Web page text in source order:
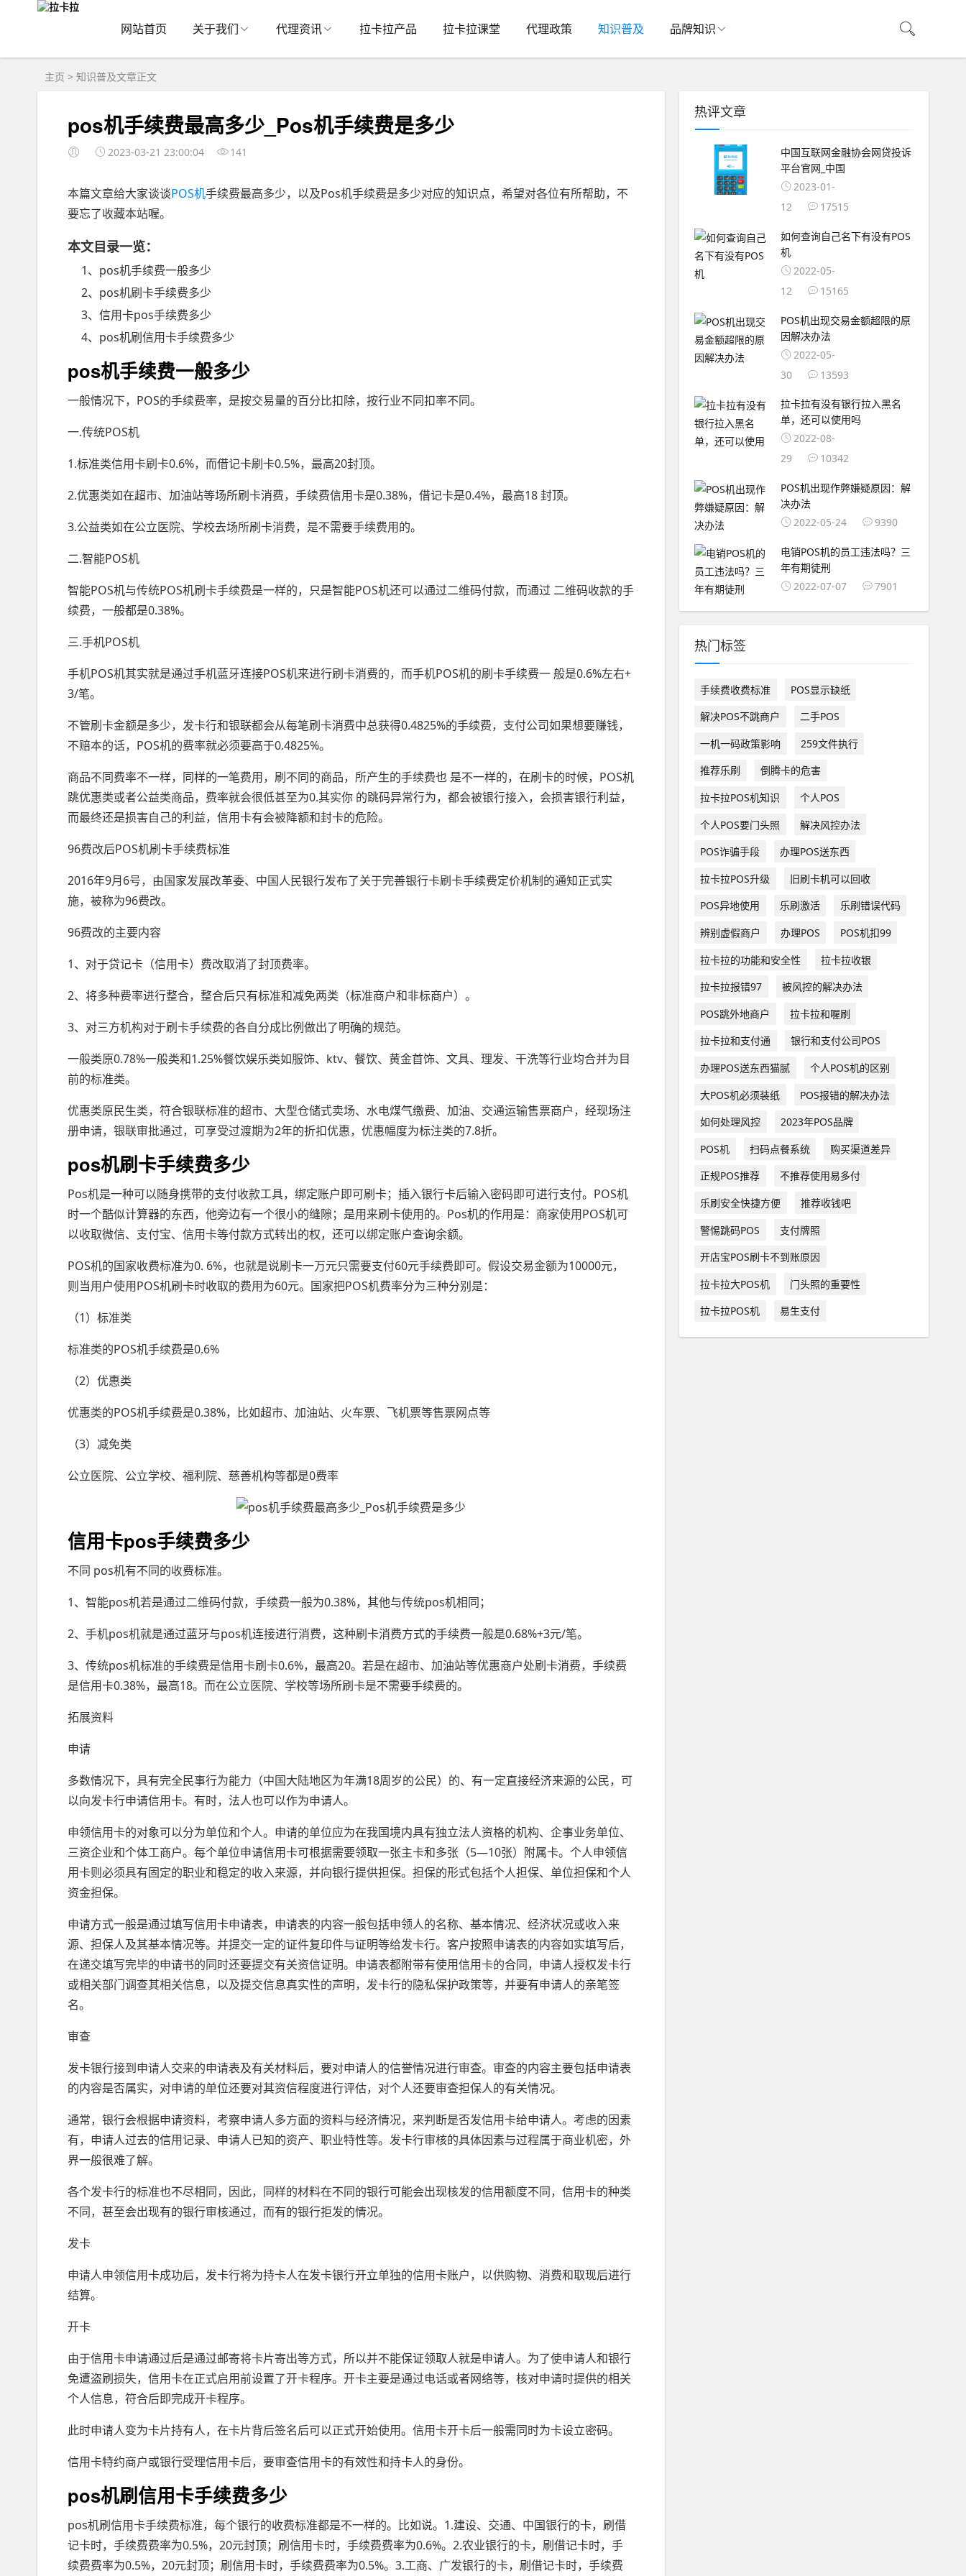
网站首页 关于我们 代理资讯 拉卡拉产品 拉卡拉课堂 代理政策 知识普及 品牌知识
主页 > 知识普及文章正文
pos机手续费最高多少_Pos机手续费是多少
2023-03-21 23:00:04 141
本篇文章给大家谈谈POS机手续费最高多少，以及Pos机手续费是多少对应的知识点，希望对各位有所帮助，不
要忘了收藏本站喔。
本文目录一览：
1、pos机手续费一般多少
2、pos机刷卡手续费多少
3、信用卡pos手续费多少
4、pos机刷信用卡手续费多少
pos机手续费一般多少
一般情况下，POS的手续费率，是按交易量的百分比扣除，按行业不同扣率不同。
一.传统POS机
1.标准类信用卡刷卡0.6%，而借记卡刷卡0.5%，最高20封顶。
2.优惠类如在超市、加油站等场所刷卡消费，手续费信用卡是0.38%，借记卡是0.4%，最高18 封顶。
3.公益类如在公立医院、学校去场所刷卡消费，是不需要手续费用的。
二.智能POS机
智能POS机与传统POS机刷卡手续费是一样的，只是智能POS机还可以通过二维码付款，而通过 二维码收款的手
续费，一般都是0.38%。
三.手机POS机
手机POS机其实就是通过手机蓝牙连接POS机来进行刷卡消费的，而手机POS机的刷卡手续费一 般是0.6%左右+
3/笔。
不管刷卡金额是多少，发卡行和银联都会从每笔刷卡消费中总获得0.4825%的手续费，支付公司如果想要赚钱，
不赔本的话，POS机的费率就必须要高于0.4825%。
商品不同费率不一样，同样的一笔费用，刷不同的商品，所产生的手续费也 是不一样的，在刷卡的时候，POS机
跳优惠类或者公益类商品，费率就会很低甚至为0.其实你 的跳码异常行为，都会被银行接入，会损害银行利益，
而最终还是损害自己的利益，信用卡有会被降额和封卡的危险。
96费改后POS机刷卡手续费标准
2016年9月6号，由国家发展改革委、中国人民银行发布了关于完善银行卡刷卡手续费定价机制的通知正式实
施，被称为96费改。
96费改的主要内容
1、对于贷记卡（信用卡）费改取消了封顶费率。
2、将多种费率进行整合，整合后只有标准和减免两类（标准商户和非标商户）。
3、对三方机构对于刷卡手续费的各自分成比例做出了明确的规范。
一般类原0.78%一般类和1.25%餐饮娱乐类如服饰、ktv、餐饮、黄金首饰、文具、理发、干洗等行业均合并为目
前的标准类。
优惠类原民生类，符合银联标准的超市、大型仓储式卖场、水电煤气缴费、加油、交通运输售票商户，经现场注
册申请，银联审批通过，可享受过渡期为2年的折扣优惠，优惠幅度为标注类的7.8折。
pos机刷卡手续费多少
Pos机是一种可以随身携带的支付收款工具，绑定账户即可刷卡；插入银行卡后输入密码即可进行支付。POS机
时一个酷似计算器的东西，他旁边有一个很小的缝隙；是用来刷卡使用的。Pos机的作用是：商家使用POS机可
以收取微信、支付宝、信用卡等付款方式转出的权，还可以绑定账户查询余额。
POS机的国家收费标准为0. 6%，也就是说刷卡一万元只需要支付60元手续费即可。假设交易金额为10000元，
则当用户使用POS机刷卡时收取的费用为60元。国家把POS机费率分为三种分别是：
（1）标准类
标准类的POS机手续费是0.6%
（2）优惠类
优惠类的POS机手续费是0.38%，比如超市、加油站、火车票、飞机票等售票网点等
（3）减免类
公立医院、公立学校、福利院、慈善机构等都是0费率
信用卡pos手续费多少
不同 pos机有不同的收费标准。
1、智能pos机若是通过二维码付款，手续费一般为0.38%，其他与传统pos机相同；
2、手机pos机就是通过蓝牙与pos机连接进行消费，这种刷卡消费方式的手续费一般是0.68%+3元/笔。
3、传统pos机标准的手续费是信用卡刷卡0.6%，最高20。若是在超市、加油站等优惠商户处刷卡消费，手续费
是信用卡0.38%，最高18。而在公立医院、学校等场所刷卡是不需要手续费的。
拓展资料
申请
多数情况下，具有完全民事行为能力（中国大陆地区为年满18周岁的公民）的、有一定直接经济来源的公民，可
以向发卡行申请信用卡。有时，法人也可以作为申请人。
申领信用卡的对象可以分为单位和个人。申请的单位应为在我国境内具有独立法人资格的机构、企事业务单位、
三资企业和个体工商户。每个单位申请信用卡可根据需要领取一张主卡和多张（5—10张）附属卡。个人申领信
用卡则必须具有固定的职业和稳定的收入来源，并向银行提供担保。担保的形式包括个人担保、单位担保和个人
资金担保。
申请方式一般是通过填写信用卡申请表，申请表的内容一般包括申领人的名称、基本情况、经济状况或收入来
源、担保人及其基本情况等。并提交一定的证件复印件与证明等给发卡行。客户按照申请表的内容如实填写后，
在递交填写完毕的申请书的同时还要提交有关资信证明。申请表都附带有使用信用卡的合同，申请人授权发卡行
或相关部门调查其相关信息，以及提交信息真实性的声明，发卡行的隐私保护政策等，并要有申请人的亲笔签
名。
审查
发卡银行接到申请人交来的申请表及有关材料后，要对申请人的信誉情况进行审查。审查的内容主要包括申请表
的内容是否属实，对申请的单位还要对其资信程度进行评估，对个人还要审查担保人的有关情况。
通常，银行会根据申请资料，考察申请人多方面的资料与经济情况，来判断是否发信用卡给申请人。考虑的因素
有，申请人过去的信用记录、申请人已知的资产、职业特性等。发卡行审核的具体因素与过程属于商业机密，外
界一般很难了解。
各个发卡行的标准也不尽相同，因此，同样的材料在不同的银行可能会出现核发的信用额度不同，信用卡的种类
不同，甚至会出现有的银行审核通过，而有的银行拒发的情况。
发卡
申请人申领信用卡成功后，发卡行将为持卡人在发卡银行开立单独的信用卡账户，以供购物、消费和取现后进行
结算。
开卡
由于信用卡申请通过后是通过邮寄将卡片寄出等方式，所以并不能保证领取人就是申请人。为了使申请人和银行
免遭盗刷损失，信用卡在正式启用前设置了开卡程序。开卡主要是通过电话或者网络等，核对申请时提供的相关
个人信息，符合后即完成开卡程序。
此时申请人变为卡片持有人，在卡片背后签名后可以正式开始使用。信用卡开卡后一般需同时为卡设立密码。
信用卡特约商户或银行受理信用卡后，要审查信用卡的有效性和持卡人的身份。
pos机刷信用卡手续费多少
pos机刷信用卡手续费标准，每个银行的收费标准都是不一样的。比如说。1.建设、交通、中国银行的卡，刷借
记卡时，手续费费率为0.5%，20元封顶；刷信用卡时，手续费费率为0.6%。2.农业银行的卡，刷借记卡时，手
续费费率为0.5%，20元封顶；刷信用卡时，手续费费率为0.5%。3.工商、广发银行的卡，刷借记卡时，手续费
热评文章
中国互联网金融协会网贷投诉
平台官网_中国
2023-01-
12
17515
如何查询自己名下有没有POS
机
2022-05-
12
15165
POS机出现交易金额超限的原
因解决办法
2022-05-
30
13593
拉卡拉有没有银行拉入黑名
单，还可以使用吗
2022-08-
29
10342
POS机出现作弊嫌疑原因：解
决办法
2022-05-24
9390
电销POS机的员工违法吗？三
年有期徒刑
2022-07-07
7901
热门标签
手续费收费标准
POS显示缺纸
解决POS不跳商户
二手POS
一机一码政策影响
259文件执行
推荐乐刷
倒腾卡的危害
拉卡拉POS机知识
个人POS
个人POS要门头照
解决风控办法
POS诈骗手段
办理POS送东西
拉卡拉POS升级
旧刷卡机可以回收
POS异地使用
乐刷激活
乐刷错误代码
辨别虚假商户
办理POS
POS机扣99
拉卡拉的功能和安全性
拉卡拉收银
拉卡拉报错97
被风控的解决办法
POS跳外地商户
拉卡拉和喔刷
拉卡拉和支付通
银行和支付公司POS
办理POS送东西猫腻
个人POS机的区别
大POS机必须装纸
POS报错的解决办法
如何处理风控
2023年POS品牌
POS机
扫码点餐系统
购买渠道差异
正规POS推荐
不推荐使用易多付
乐刷安全快捷方便
推荐收钱吧
警惕跳码POS
支付牌照
开店宝POS刷卡不到账原因
拉卡拉大POS机
门头照的重要性
拉卡拉POS机
易生支付